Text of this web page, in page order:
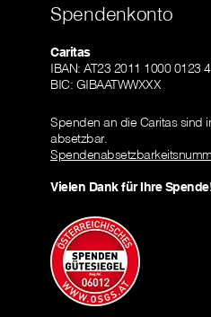
Spendenkonto
Caritas
IBAN: AT23 2011 1000 0123
BIC: GIBAATWWXXX
Spenden an die Caritas sind
absetzbar.
Vielen Dank für Ihre